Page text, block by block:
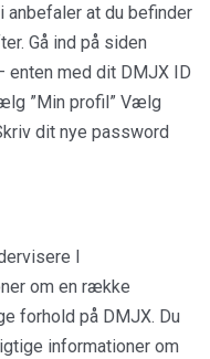
anbefaler at du befinder
Gå ind på siden
enten med dit DMJX ID
”Min profil” Vælg
dit nye password
I
om en række
forhold på DMJX. Du
informationer om